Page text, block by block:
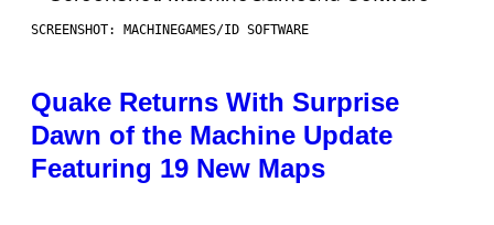
SCREENSHOT: MACHINEGAMES/ID SOFTWARE
Quake Returns With Surprise
Dawn of the Machine Update
Featuring 19 New Maps